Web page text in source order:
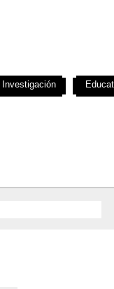
Investigación